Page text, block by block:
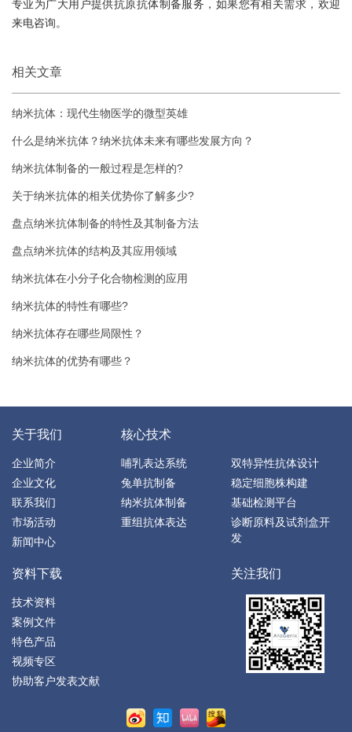
专业为广大用户提供抗原抗体制备服务，如果您有相关需求，欢迎
来电咨询。
相关文章
纳米抗体：现代生物医学的微型英雄
什么是纳米抗体？纳米抗体未来有哪些发展方向？
纳米抗体制备的一般过程是怎样的?
关于纳米抗体的相关优势你了解多少?
盘点纳米抗体制备的特性及其制备方法
盘点纳米抗体的结构及其应用领域
纳米抗体在小分子化合物检测的应用
纳米抗体的特性有哪些?
纳米抗体存在哪些局限性？
纳米抗体的优势有哪些？
关于我们
企业简介
企业文化
联系我们
市场活动
新闻中心
核心技术
哺乳表达系统
兔单抗制备
纳米抗体制备
重组抗体表达
双特异性抗体设计
稳定细胞株构建
基础检测平台
诊断原料及试剂盒开
发
资料下载
技术资料
案例文件
特色产品
视频专区
协助客户发表文献
关注我们